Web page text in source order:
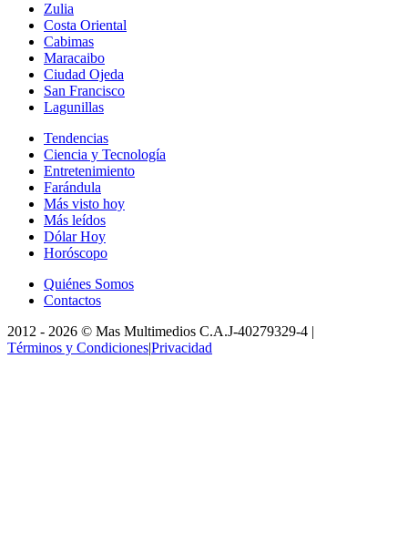
Zulia
Costa Oriental
Cabimas
Maracaibo
Ciudad Ojeda
San Francisco
Lagunillas
Tendencias
Ciencia y Tecnología
Entretenimiento
Farándula
Más visto hoy
Más leídos
Dólar Hoy
Horóscopo
Quiénes Somos
Contactos
2012 - 2026 © Mas Multimedios C.A.J-40279329-4 |
Términos y Condiciones|Privacidad